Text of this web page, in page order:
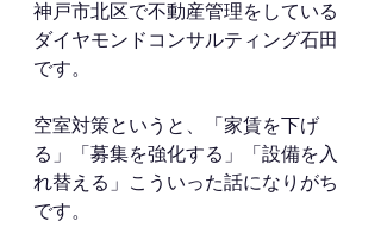
神戸市北区で不動産管理をしている
ダイヤモンドコンサルティング石田
です。
空室対策というと、「家賃を下げ
る」「募集を強化する」「設備を入
れ替える」こういった話になりがち
です。